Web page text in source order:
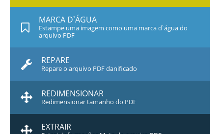
MARCA D`ÁGUA
Estampe uma imagem como uma marca d`água do
arquivo PDF
REPARE
Repare o arquivo PDF danificado
REDIMENSIONAR
Redimensionar tamanho do PDF
EXTRAIR